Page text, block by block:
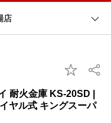
店
耐火金庫 KS-20SD |
ヤル式 キングスーパ